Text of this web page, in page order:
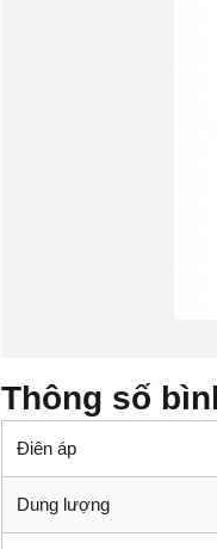
Thông số
Điên áp
Dung lượng